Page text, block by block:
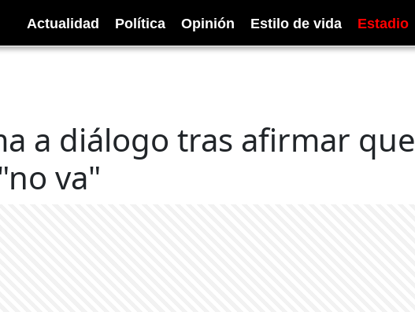
Actualidad Política Opinión Estilo de vida Estadio
a diálogo tras afirmar que
va"